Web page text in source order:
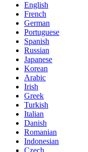
English
French
German
Portuguese
Spanish
Russian
Japanese
Korean
Arabic
Irish
Greek
Turkish
Italian
Danish
Romanian
Indonesian